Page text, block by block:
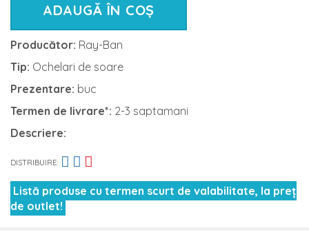
ADAUGĂ ÎN COȘ
Producător: Ray-Ban
Tip: Ochelari de soare
Prezentare: buc
Termen de livrare*: 2-3 saptamani
Descriere:
DISTRIBUIRE:
Listă produse cu termen scurt de valabilitate, la preț
de outlet!